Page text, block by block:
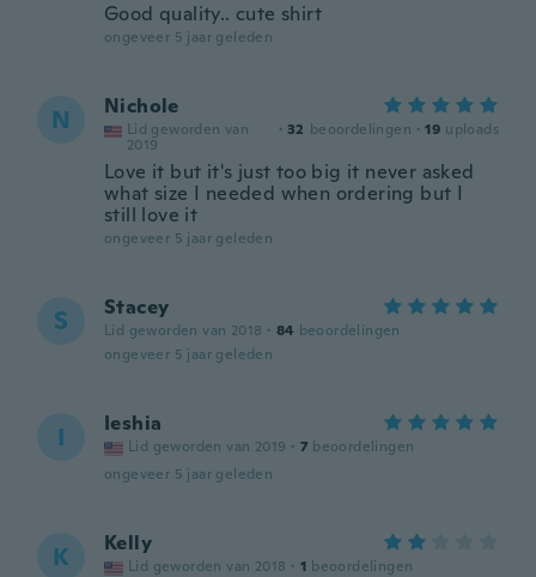
Good quality.. cute shirt
ongeveer 5 jaar geleden
N Nichole
Lid geworden van
2019
· 32 beoordelingen · 19 uploads
Love it but it's just too big it never asked
what size I needed when ordering but I
still love it
ongeveer 5 jaar geleden
S Stacey
Lid geworden van 2018 · 84 beoordelingen
ongeveer 5 jaar geleden
I Ieshia
Lid geworden van 2019 · 7 beoordelingen
ongeveer 5 jaar geleden
K Kelly
Lid geworden van 2018 · 1 beoordelingen